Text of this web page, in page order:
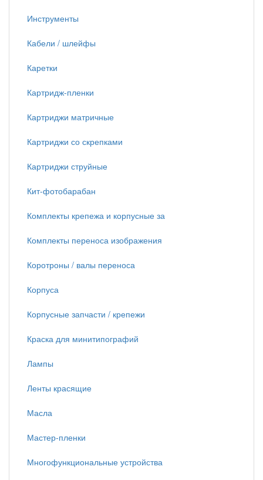
Инструменты
Кабели / шлейфы
Каретки
Картридж-пленки
Картриджи матричные
Картриджи со скрепками
Картриджи струйные
Кит-фотобарабан
Комплекты крепежа и корпусные за
Комплекты переноса изображения
Коротроны / валы переноса
Корпуса
Корпусные запчасти / крепежи
Краска для минитипографий
Лампы
Ленты красящие
Масла
Мастер-пленки
Многофункциональные устройства